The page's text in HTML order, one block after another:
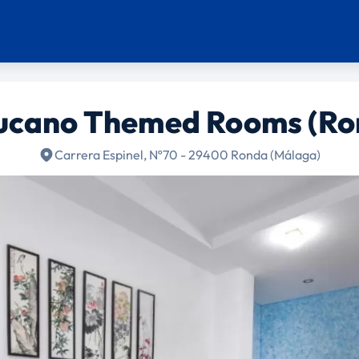
Themed Rooms
Carrera Espinel, Nº70 - 29400 Ronda (Málaga)